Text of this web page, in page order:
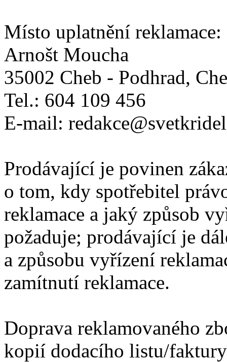
Místo uplatnění reklamace:
Arnošt Moucha
35002 Cheb - Podhrad,
Tel.: 604 109 456
E-mail:
Prodávající je povinen
o tom, kdy spotřebitel
reklamace a jaký způsob
požaduje; prodávající je
a způsobu vyřízení
zamítnutí reklamace.
Doprava reklamovaného
kopií dodacího listu/